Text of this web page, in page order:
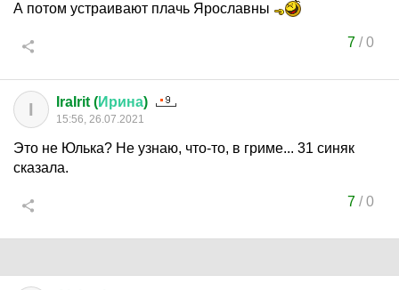
А потом устраивают плачь Ярославны
7/0
I IraIrit (Ирина)
15:56, 26.07.2021
Это не Юлька? Не узнаю, что-то, в гриме... 31 синяк
сказала.
7/0